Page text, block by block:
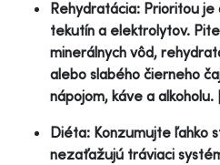
Rehydratácia: Prioritou
tekutín a elektrolytov.
minerálnych vôd,
alebo slabého čierneho
nápojom, káve a alkoholu.
Diéta: Konzumujte ľahko
nezaťažujú tráviaci